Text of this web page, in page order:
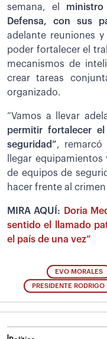
semana, el
Defensa, con sus
adelante reuniones
poder fortalecer el
mecanismos de
crear tareas
organizado.
“Vamos a llevar
permitir fortalecer
seguridad”, remarcó
llegar
de equipos de
hacer frente al
MIRA AQUÍ:
Doria
sentido el llamado
el país de una vez”
EVO MORALES
PRESIDENTE RODRIGO